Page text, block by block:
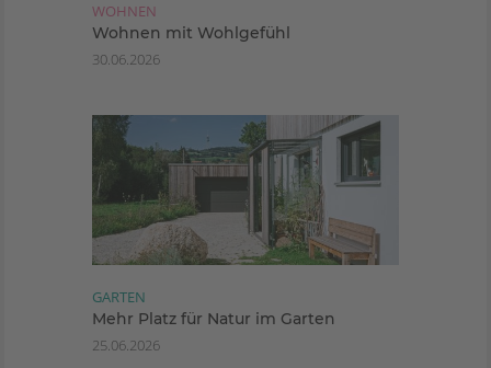
WOHNEN
Wohnen mit Wohlgefühl
30.06.2026
GARTEN
Mehr Platz für Natur im Garten
25.06.2026